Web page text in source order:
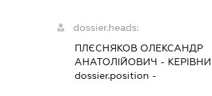
dossier.heads:
ПЛЄСНЯКОВ ОЛЕКСАНДР
АНАТОЛІЙОВИЧ -
dossier.position -